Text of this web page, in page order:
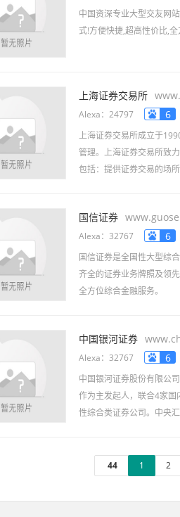
中国资深专业大型交友网
式!方便快捷,超高性价比,
上海证券交易所
Alexa：24797 6
上海证券交易所成立于
管理。上海证券交易所致
包括：提供证券交易的场
国信证券
Alexa：32767 6
国信证券是全国性大型综
齐全的证券业务牌照及领
全方位综合金融服务。
中国银河证券
Alexa：32767 6
中国银河证券股份有限公
作为主发起人，联合4家
性综合类证券公司。中央
44 1 2